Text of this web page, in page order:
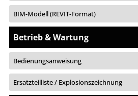
BIM-Modell (REVIT-Format)
Betrieb & Wartung
Bedienungsanweisung
Ersatzteilliste / Explosionszeichnung